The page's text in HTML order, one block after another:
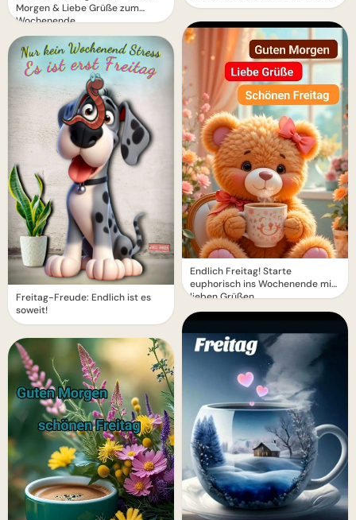
Morgen & Liebe Grüße zum
Wochenende
Freitag-Freude: Endlich ist es
soweit!
Endlich Freitag! Starte
euphorisch ins Wochenende mit
lieben Grüßen